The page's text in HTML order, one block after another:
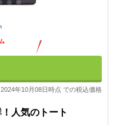
年10月08日時点 での税込価格
人気のトート